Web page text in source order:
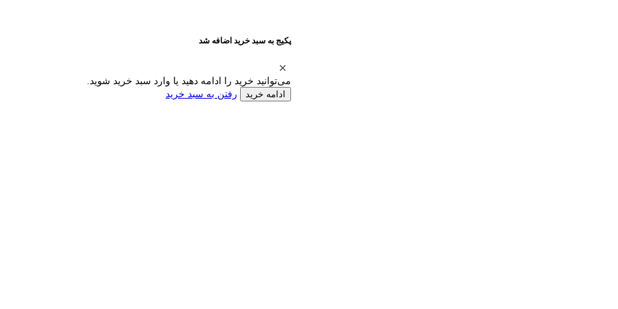
پکیج به سبد خرید اضافه شد
می‌توانید خرید را ادامه دهید یا وارد سبد خرید شوید.
ادامه خرید رفتن به سبد خرید